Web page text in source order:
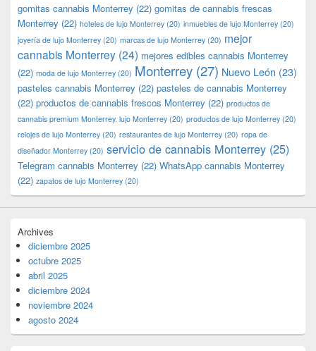
gomitas cannabis Monterrey (22) gomitas de cannabis frescas
Monterrey (22) hoteles de lujo Monterrey (20) inmuebles de lujo Monterrey (20)
joyería de lujo Monterrey (20) marcas de lujo Monterrey (20) mejor
cannabis Monterrey (24) mejores edibles cannabis Monterrey
(22) moda de lujo Monterrey (20) Monterrey (27) Nuevo León (23)
pasteles cannabis Monterrey (22) pasteles de cannabis Monterrey
(22) productos de cannabis frescos Monterrey (22) productos de
cannabis premium Monterrey. lujo Monterrey (20) productos de lujo Monterrey (20)
relojes de lujo Monterrey (20) restaurantes de lujo Monterrey (20) ropa de
diseñador Monterrey (20) servicio de cannabis Monterrey (25)
Telegram cannabis Monterrey (22) WhatsApp cannabis Monterrey
(22) zapatos de lujo Monterrey (20)
Archives
diciembre 2025
octubre 2025
abril 2025
diciembre 2024
noviembre 2024
agosto 2024